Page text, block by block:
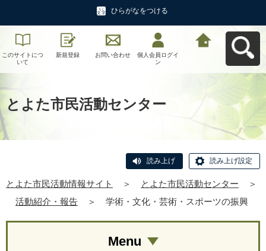
ひらがなをつける
このサイトにつ
いて
新規登録 お問い合わせ
個人会員ログイ
ン
とよた市民活動センター
読み上げ 読み上げ設定
とよた市民活動情報サイト ＞ とよた市民活動センター
＞
活動紹介・報告
＞ 学術・文化・芸術・スポーツの振興
Menu